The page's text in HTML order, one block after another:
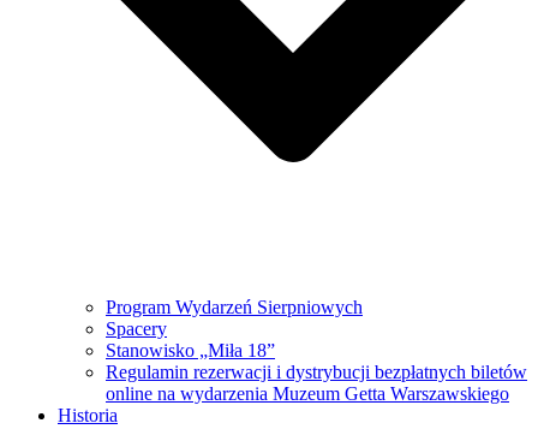
Program Wydarzeń Sierpniowych
Spacery
Stanowisko „Miła 18”
Regulamin rezerwacji i dystrybucji bezpłatnych biletów
online na wydarzenia Muzeum Getta Warszawskiego
Historia